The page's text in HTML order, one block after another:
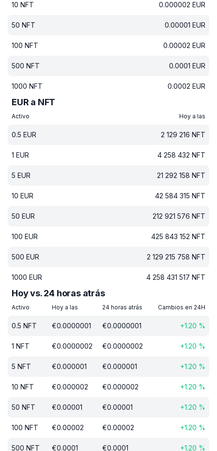
10 NFT 0.000002 EUR
50 NFT 0.00001 EUR
100 NFT 0.00002 EUR
500 NFT 0.0001 EUR
1000 NFT 0.0002 EUR
EUR a NFT
Activo Hoy a las
0.5 EUR 2 129 216 NFT
1 EUR 4 258 432 NFT
5 EUR 21 292 158 NFT
10 EUR 42 584 315 NFT
50 EUR 212 921 576 NFT
100 EUR 425 843 152 NFT
500 EUR 2 129 215 758 NFT
1000 EUR 4 258 431 517 NFT
Hoy vs. 24 horas atrás
Activo Hoy a las 24 horas atrás Cambios en 24H
0.5 NFT €0.0000001 €0.0000001 +1.20 %
1 NFT €0.0000002 €0.0000002 +1.20 %
5 NFT €0.000001 €0.000001 +1.20 %
10 NFT €0.000002 €0.000002 +1.20 %
50 NFT €0.00001 €0.00001 +1.20 %
100 NFT €0.00002 €0.00002 +1.20 %
500 NFT €0.0001 €0.0001 +1.20 %